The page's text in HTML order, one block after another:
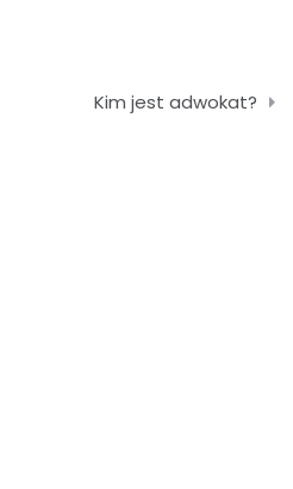
Kim jest adwokat?